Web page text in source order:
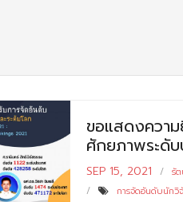
ขอแสดงควา
ศักยภาพระดับ
SEP 15, 2021 รั
การจัดอันดับนักวิ